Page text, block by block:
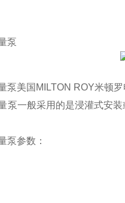
泵
泵美国MILTON ROY米顿
泵一般采用的是浸灌式安
泵参数：